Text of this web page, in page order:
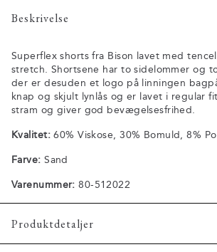
Beskrivelse
Superflex shorts fra Bison lavet med
stretch. Shortsene har to sidelommer og
der er desuden et logo på linningen
knap og skjult lynlås og er lavet i regular
stram og giver god bevægelsesfrihed.
Kvalitet:60% Viskose, 30% Bomuld, 8%
Farve: Sand
Varenummer: 80-512022
Produktdetaljer